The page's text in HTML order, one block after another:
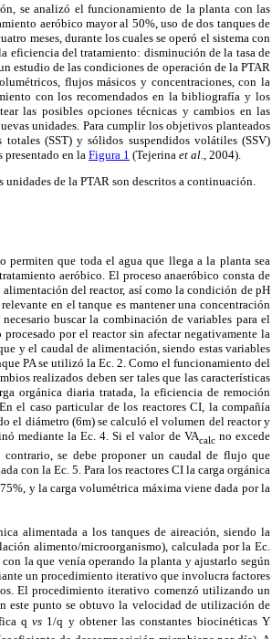
se analizó el funcionamiento de la planta con las
aeróbico mayor al 50%, uso de dos tanques de
meses, durante los cuales se operó el sistema con
eficiencia del tratamiento: disminución de la tasa de
estudio de las condiciones de operación de la PTAR
flujos másicos y concentraciones, con la
con los recomendados en la bibliografía y los
las posibles opciones técnicas y cambios en las
unidades. Para cumplir los objetivos planteados
(SST) y sólidos suspendidos volátiles (SSV)
en la Figura 1 (Tejerina et al ., 2004).
de la PTAR son descritos a continuación.
permiten que toda el agua que llega a la planta sea
aeróbico. El proceso anaeróbico consta de
del reactor, así como la condición de pH
en el tanque es mantener una concentración
buscar la combinación de variables para el
por el reactor sin afectar negativamente la
y el caudal de alimentación, siendo estas variables
PA se utilizó la Ec. 2. Como el funcionamiento del
realizados deben ser tales que las características
orgánica diaria tratada, la eficiencia de remoción
el caso particular de los reactores CI, la compañía
el diámetro (6m) se calculó el volumen del reactor y
mediante la Ec. 4. Si el valor de VAcalc no excede
se debe proponer un caudal de flujo que
con la Ec. 5. Para los reactores CI la carga orgánica
y la carga volumétrica máxima viene dada por la
alimentada a los tanques de aireación, siendo la
alimento/microorganismo), calculada por la Ec.
la que venía operando la planta y ajustarlo según
un procedimiento iterativo que involucra factores
El procedimiento iterativo comenzó utilizando un
este punto se obtuvo la velocidad de utilización de
qvs 1/q y obtener las constantes biocinéticas Y